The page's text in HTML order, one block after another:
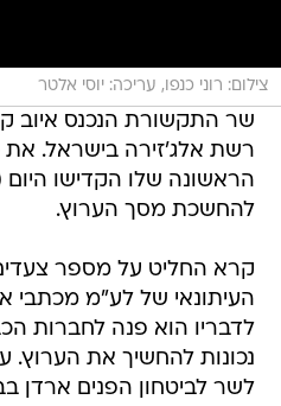
צילום: רוני כנפו, עריכה: יוסי אלטר
שר התקשורת הנכנס איוב
רשת אלג'זירה בישראל. את
הראשונה שלו הקדישו היום
להחשכת מסך הערוץ.
קרא החליט על מספר
העיתונאי של לע"מ מכתבי
לדבריו הוא פנה לחברות
נכונות להחשיך את הערוץ.
לשר לביטחון הפנים ארדן